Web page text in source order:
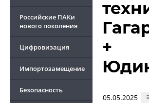
Российские ПАКи
нового поколения
Цифровизация
Импортозамещение
Безопасность
+
05.05.2025